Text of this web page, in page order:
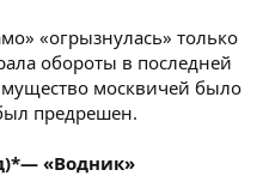
«огрызнулась» только
обороты в последней
москвичей было
предрешен.
«Водник»